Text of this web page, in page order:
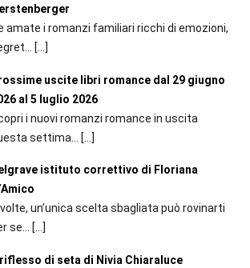
amate i romanzi familiari ricchi di emozioni,
[…]
uscite libri romance dal 29 giugno
al 5 luglio 2026
i nuovi romanzi romance in uscita
settima...
[…]
istituto correttivo di Floriana
un’unica scelta sbagliata può rovinarti
se... […]
riflesso di seta di Nivia Chiaraluce